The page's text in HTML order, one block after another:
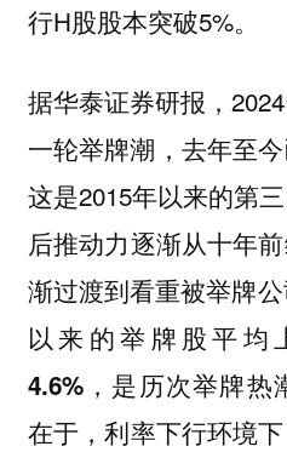
行H股股本突破5%。
据华泰证券研报，
一轮举牌潮，去年至
这是2015年以来的第
后推动力逐渐从十年
渐过渡到看重被举牌
以来的举牌股平均
4.6%，是历次举牌热
在于，利率下行环境